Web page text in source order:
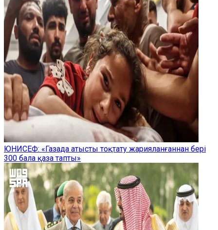
ЮНИСЕФ: «Газада атысты тоқтату жарияланғаннан бері
300 бала қаза тапты»